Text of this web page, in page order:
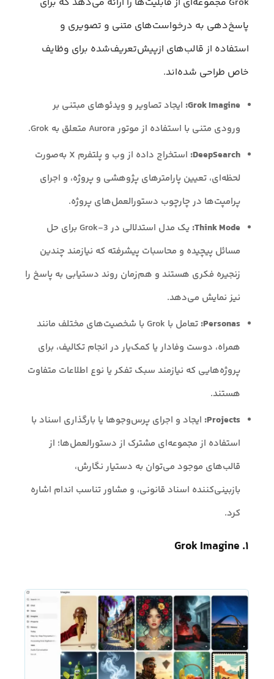
پاسخ‌دهی به درخواست‌های متنی و تصویری و
استفاده از قالب‌های ازپیش‌تعریف‌شده برای وظایف
خاص طراحی شده‌اند.
Grok Imagine: ایجاد تصاویر و ویدئوهای مبتنی بر
ورودی متنی با استفاده از موتور Aurora متعلق به Grok.
DeepSearch:
استخراج داده از وب و پلتفرم X به‌صورت
لحظه‌ای، تعیین پارامترهای پژوهشی و پروژه، و اجرای
پرامپت‌ها در چارچوب دستورالعمل‌های پروژه.
Think Mode:
یک مدل استدلالی در Grok-3 برای حل
مسائل پیچیده و محاسبات پیشرفته که نیازمند چندین
زنجیره فکری هستند و هم‌زمان روند دستیابی به پاسخ را
نیز نمایش می‌دهد.
Personas:
تعامل با Grok با شخصیت‌های مختلف مانند
همراه، دوست وفادار یا کمک‌یار در انجام تکالیف، برای
پروژه‌هایی که نیازمند سبک تفکر یا نوع اطلاعات متفاوت
هستند.
Projects: ایجاد و اجرای پرس‌وجوها یا بارگذاری اسناد با
استفاده از مجموعه‌ای مشترک از دستورالعمل‌ها؛ از
قالب‌های موجود می‌توان به دستیار نگارش،
بازبینی‌کننده اسناد قانونی، و مشاور تناسب اندام اشاره
کرد.
۱. Grok Imagine